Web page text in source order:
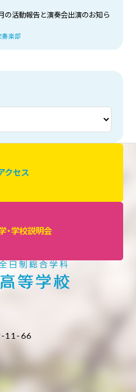
の活動報告と演奏会出演のお知ら
奏楽部
クセス
・学校説明会
11-66